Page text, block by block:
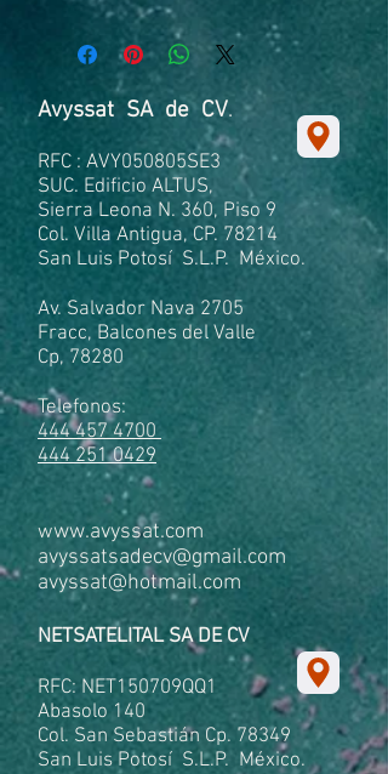
Avyssat SA de CV.
RFC : AVY050805SE3
SUC. Edificio ALTUS,
Sierra Leona N. 360, Piso 9
Col. Villa Antigua, CP. 78214
San Luis Potosí S.L.P. México.
Av. Salvador Nava 2705
Fracc, Balcones del Valle
Cp, 78280
Telefonos:
444 457 4700
444 251 0429
www.avyssat.com
avyssatsadecv@gmail.com
avyssat@hotmail.com
NETSATELITAL SA DE CV
RFC: NET150709QQ1
Abasolo 140
Col. San Sebastián Cp. 78349
San Luis Potosí S.L.P. México.